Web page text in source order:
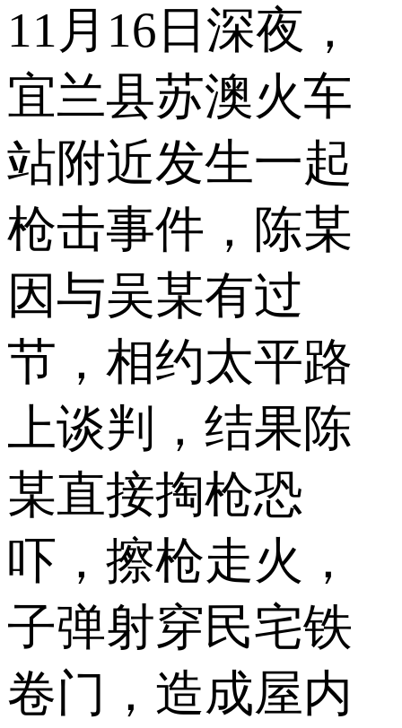
11月16日深夜，
宜兰县苏澳火车
站附近发生一起
枪击事件，陈某
因与吴某有过
节，相约太平路
上谈判，结果陈
某直接掏枪恐
吓，擦枪走火，
子弹射穿民宅铁
卷门，造成屋内